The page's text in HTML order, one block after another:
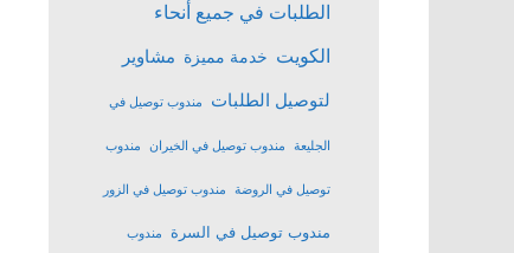
الطلبات في جميع أنحاء
الكويت خدمة مميزة مشاوير
لتوصيل الطلبات مندوب توصيل في
الجليعة مندوب توصيل في الخيران مندوب
توصيل في الروضة مندوب توصيل في الزور
مندوب توصيل في السرة مندوب